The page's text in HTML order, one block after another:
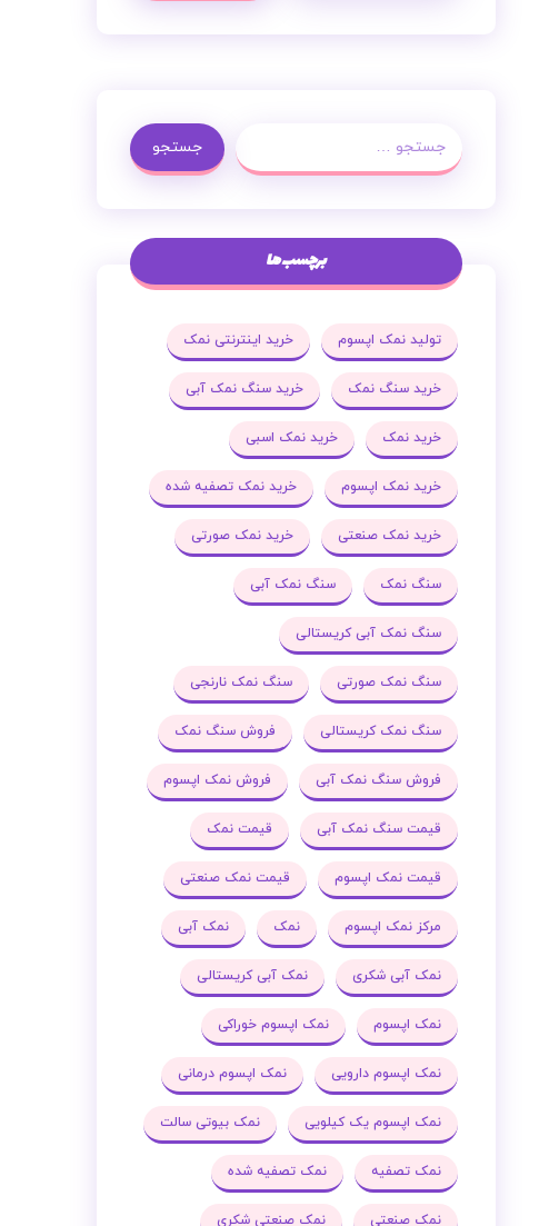
جستجو
برچسب ها
تولید نمک اپسوم خرید اینترنتی نمک
خرید سنگ نمک خرید سنگ نمک آبی
خرید نمک خرید نمک اسبی
خرید نمک اپسوم خرید نمک تصفیه شده
خرید نمک صنعتی خرید نمک صورتی
سنگ نمک سنگ نمک آبی
سنگ نمک آبی کریستالی
سنگ نمک صورتی سنگ نمک نارنجی
سنگ نمک کریستالی فروش سنگ نمک
فروش سنگ نمک آبی فروش نمک اپسوم
قیمت سنگ نمک آبی قیمت نمک
قیمت نمک اپسوم قیمت نمک صنعتی
مرکز نمک اپسوم نمک نمک آبی
نمک آبی شکری نمک آبی کریستالی
نمک اپسوم نمک اپسوم خوراکی
نمک اپسوم دارویی نمک اپسوم درمانی
نمک اپسوم یک کیلویی نمک بیوتی سالت
نمک تصفیه نمک تصفیه شده
نمک صنعتی نمک صنعتی شکری